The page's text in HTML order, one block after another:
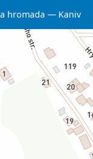
hromada Kaniv